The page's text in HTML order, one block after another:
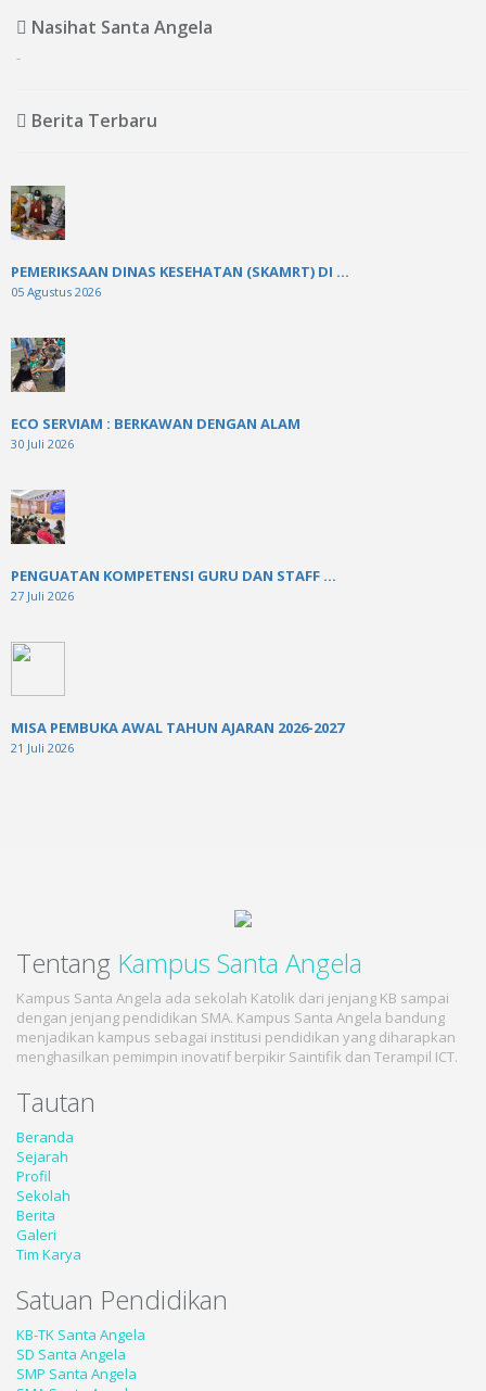
Nasihat Santa Angela
-
Berita Terbaru
PEMERIKSAAN DINAS KESEHATAN (SKAMRT) DI ...
05 Agustus 2026
ECO SERVIAM : BERKAWAN DENGAN ALAM
30 Juli 2026
PENGUATAN KOMPETENSI GURU DAN STAFF ...
27 Juli 2026
MISA PEMBUKA AWAL TAHUN AJARAN 2026-2027
21 Juli 2026
Tentang Kampus Santa Angela
Kampus Santa Angela ada sekolah Katolik dari jenjang KB sampai
dengan jenjang pendidikan SMA. Kampus Santa Angela bandung
menjadikan kampus sebagai institusi pendidikan yang diharapkan
menghasilkan pemimpin inovatif berpikir Saintifik dan Terampil ICT.
Tautan
Beranda
Sejarah
Profil
Sekolah
Berita
Galeri
Tim Karya
Satuan Pendidikan
KB-TK Santa Angela
SD Santa Angela
SMP Santa Angela